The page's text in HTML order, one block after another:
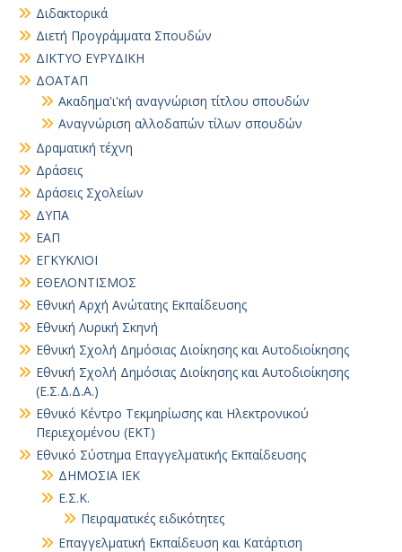
Διδακτορικά
Διετή Προγράμματα Σπουδών
ΔΙΚΤΥΟ ΕΥΡΥΔΙΚΗ
ΔΟΑΤΑΠ
Ακαδημα'ι'κή αναγνώριση τίτλου σπουδών
Αναγνώριση αλλοδαπών τίλων σπουδών
Δραματική τέχνη
Δράσεις
Δράσεις Σχολείων
ΔΥΠΑ
ΕΑΠ
ΕΓΚΥΚΛΙΟΙ
ΕΘΕΛΟΝΤΙΣΜΟΣ
Εθνική Αρχή Ανώτατης Εκπαίδευσης
Εθνική Λυρική Σκηνή
Εθνική Σχολή Δημόσιας Διοίκησης και Αυτοδιοίκησης
Εθνική Σχολή Δημόσιας Διοίκησης και Αυτοδιοίκησης
(Ε.Σ.Δ.Δ.Α.)
Εθνικό Κέντρο Τεκμηρίωσης και Ηλεκτρονικού
Περιεχομένου (ΕΚΤ)
Εθνικό Σύστημα Επαγγελματικής Εκπαίδευσης
ΔΗΜΟΣΙΑ ΙΕΚ
Ε.Σ.Κ.
Πειραματικές ειδικότητες
Επαγγελματική Εκπαίδευση και Κατάρτιση